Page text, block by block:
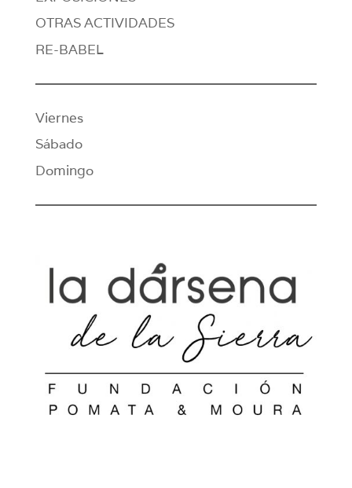
OTRAS ACTIVIDADES
RE-BABEL
Viernes
Sábado
Domingo